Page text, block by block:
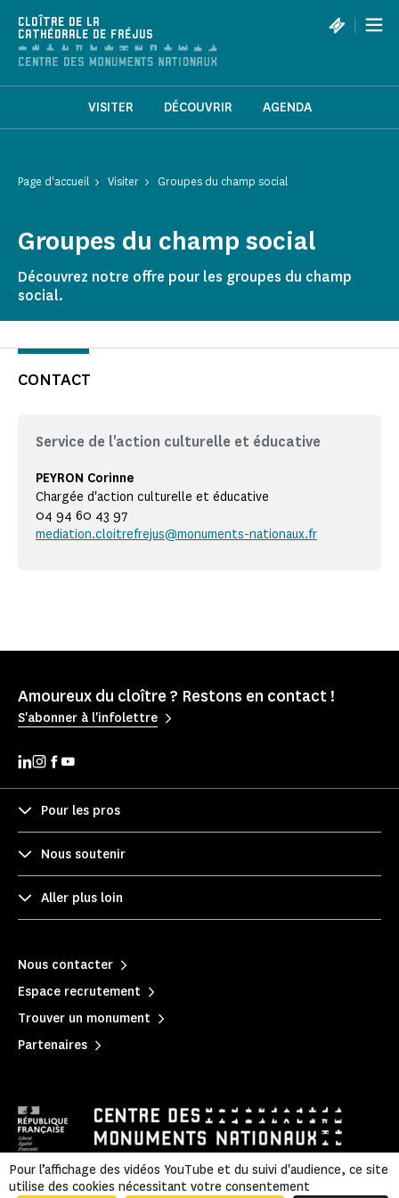
CLOÎTRE DE LA
CATHÉDRALE DE FRÉJUS
|
VISITER DÉCOUVRIR AGENDA
Page d'accueil Visiter Groupes du champ social
Groupes du champ social
Découvrez notre offre pour les groupes du champ
social.
CONTACT
Service de l'action culturelle et éducative
PEYRON Corinne
Chargée d'action culturelle et éducative
04 94 60 43 97
mediation.cloitrefrejus@monuments-nationaux.fr
Amoureux du cloître ? Restons en contact !
S'abonner à l'infolettre
Pour les pros
Nous soutenir
Aller plus loin
Nous contacter
Espace recrutement
Trouver un monument
Partenaires
Mentions légales Politique de confidentialité |
Pour l’affichage des vidéos YouTube et du suivi d'audience, ce site
utilise des cookies nécessitant votre consentement